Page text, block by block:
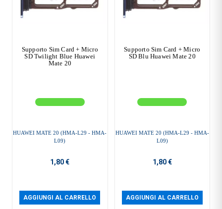
Supporto Sim Card + Micro
SD Twilight Blue Huawei
Mate 20
HUAWEI MATE 20 (HMA-L29 - HMA-
L09)
1,80 €
AGGIUNGI AL CARRELLO
Supporto Sim Card + Micro
SD Blu Huawei Mate 20
HUAWEI MATE 20 (HMA-L29 - HMA-
L09)
1,80 €
AGGIUNGI AL CARRELLO